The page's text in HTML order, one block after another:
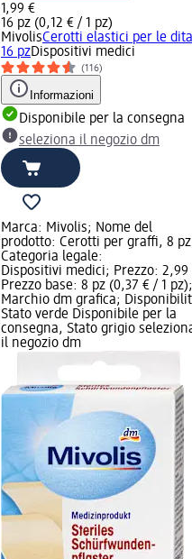
1,99 €
16 pz (0,12 € / 1 pz)
MivolisCerotti elastici per le
16 pzDispositivi medici
(116)
Informazioni
Disponibile per la consegna
seleziona il negozio dm
Marca: Mivolis; Nome del
prodotto: Cerotti per graffi, 8
Categoria legale:
Dispositivi medici; Prezzo: 2,99
Prezzo base: 8 pz (0,37 € / 1 pz);
Marchio dm grafica;
Stato verde Disponibile per la
consegna, Stato grigio
il negozio dm